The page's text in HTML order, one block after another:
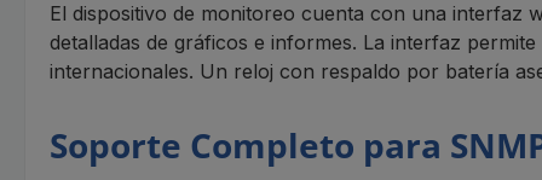
El dispositivo de monitoreo cuenta con una interfaz
detalladas de gráficos e informes. La interfaz
internacionales. Un reloj con respaldo por batería
Soporte Completo para